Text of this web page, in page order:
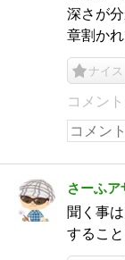
深さが
章割か
ナイス
コメン
さーふア
聞く事
すること